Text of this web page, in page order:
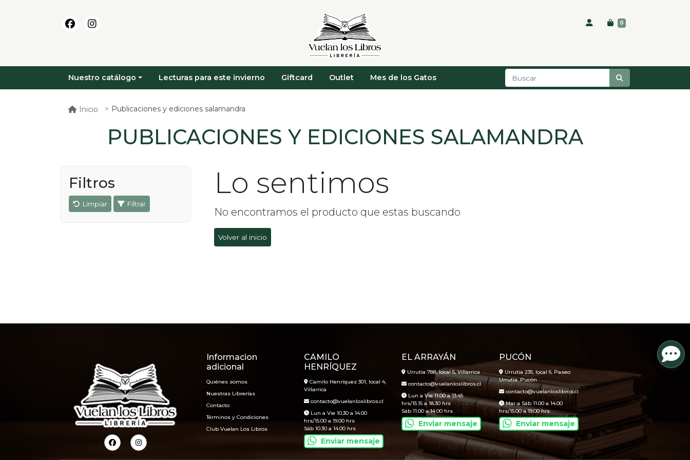
0
Nuestro catálogo Lecturas para este invierno Giftcard Outlet Mes de los Gatos
Inicio Publicaciones y ediciones salamandra
PUBLICACIONES Y EDICIONES SALAMANDRA
Filtros
Limpiar Filtrar
Lo sentimos
No encontramos el producto que estas buscando
Volver al inicio
Informacion
adicional
Quiénes somos
Nuestras Librerías
Contacto
Términos y Condiciones
Club Vuelan Los Libros
CAMILO
HENRÍQUEZ
Camilo Henríquez 301, local 4,
Villarrica
contacto@vuelanloslibros.cl
Lun a Vie 10.30 a 14.00
hrs/15.00 a 19.00 hrs
Sáb 10.30 a 14.00 hrs
Enviar mensaje
EL ARRAYÁN
Urrutia 788, local 5, Villarrica
contacto@vuelanloslibros.cl
Lun a Vie 11.00 a 13.45
hrs/15.15 a 18.30 hrs
Sáb 11.00 a 14.00 hrs
Enviar mensaje
PUCÓN
Urrutia 235, local 6, Paseo
Urrutia, Pucón
contacto@vuelanloslibros.cl
Mar a Sáb 11.00 a 14.00
hrs/15.00 a 19.00 hrs
Enviar mensaje